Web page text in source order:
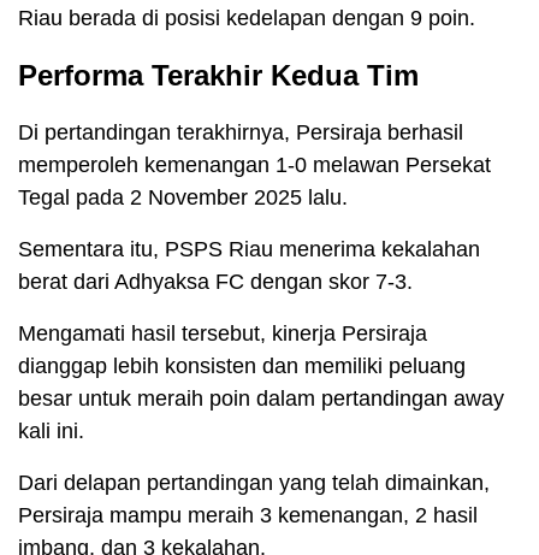
Riau berada di posisi kedelapan dengan 9 poin.
Performa Terakhir Kedua Tim
Di pertandingan terakhirnya, Persiraja berhasil
memperoleh kemenangan 1-0 melawan Persekat
Tegal pada 2 November 2025 lalu.
Sementara itu, PSPS Riau menerima kekalahan
berat dari Adhyaksa FC dengan skor 7-3.
Mengamati hasil tersebut, kinerja Persiraja
dianggap lebih konsisten dan memiliki peluang
besar untuk meraih poin dalam pertandingan away
kali ini.
Dari delapan pertandingan yang telah dimainkan,
Persiraja mampu meraih 3 kemenangan, 2 hasil
imbang, dan 3 kekalahan.